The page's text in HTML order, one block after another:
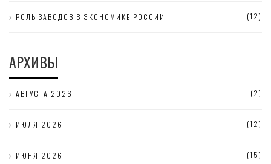
РОЛЬ ЗАВОДОВ В ЭКОНОМИКЕ РОССИИ (12)
АРХИВЫ
АВГУСТА 2026 (2)
ИЮЛЯ 2026 (12)
ИЮНЯ 2026 (15)